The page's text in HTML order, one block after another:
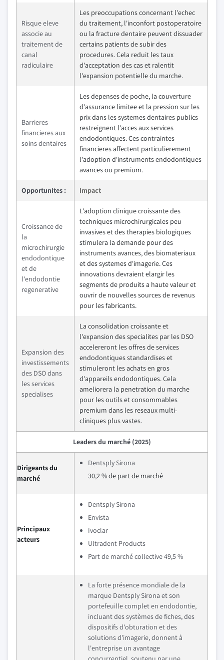
Risque eleve
associe au
traitement de
canal
radiculaire
Les preoccupations concernant l'echec
du traitement, l'inconfort postoperatoire
ou la fracture dentaire peuvent dissuader
certains patients de subir des
procedures. Cela reduit les taux
d'acceptation des cas et ralentit
l'expansion potentielle du marche.
Barrieres
financieres aux
soins dentaires
Les depenses de poche, la couverture
d'assurance limitee et la pression sur les
prix dans les systemes dentaires publics
restreignent l'acces aux services
endodontiques. Ces contraintes
financieres affectent particulierement
l'adoption d'instruments endodontiques
avances ou premium.
Opportunites : Impact
Croissance de
la
microchirurgie
endodontique
et de
l'endodontie
regenerative
L'adoption clinique croissante des
techniques microchirurgicales peu
invasives et des therapies biologiques
stimulera la demande pour des
instruments avances, des biomateriaux
et des systemes d'imagerie. Ces
innovations devraient elargir les
segments de produits a haute valeur et
ouvrir de nouvelles sources de revenus
pour les fabricants.
Expansion des
investissements
des DSO dans
les services
specialises
La consolidation croissante et
l'expansion des specialites par les DSO
accelereront les offres de services
endodontiques standardises et
stimuleront les achats en gros
d'appareils endodontiques. Cela
ameliorera la penetration du marche
pour les outils et consommables
premium dans les reseaux multi-
cliniques plus vastes.
Leaders du marché (2025)
Dirigeants du
marché
Dentsply Sirona
30,2 % de part de marché
Principaux
acteurs
Dentsply Sirona
Envista
Ivoclar
Ultradent Products
Part de marché collective 49,5 %
La forte présence mondiale de la
marque Dentsply Sirona et son
portefeuille complet en endodontie,
incluant des systèmes de fiches, des
dispositifs d'obturation et des
solutions d'imagerie, donnent à
l'entreprise un avantage